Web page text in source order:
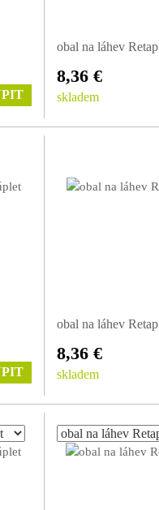
obal na láhev
8,36 €
skladem
obal na láhev
8,36 €
skladem